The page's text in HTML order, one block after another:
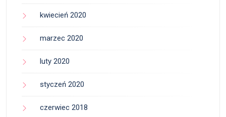
kwiecień 2020
marzec 2020
luty 2020
styczeń 2020
czerwiec 2018